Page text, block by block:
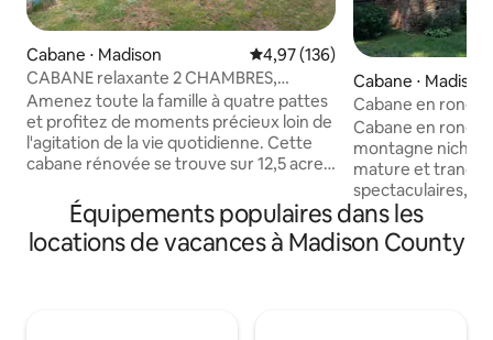
Cabane ⋅ Madison Évaluation moyenne sur la
4,97 (136)
CABANE relaxante 2 CHAMBRES,
12 acres, chien amical, randonnée
Amenez toute la famille à quatre pattes
et profitez de moments précieux loin de
l'agitation de la vie quotidienne. Cette
cabane rénovée se trouve sur 12,5 acres
des montagnes bleues du comté de
Madison. À moins de 30 minutes des
vignobles, des brasseries, des
Cabane ⋅ Madison
Cabane en
Cabane en
montagne
mature et
spectaculaires,
proximité
randonnée dans
Shenandoah (y
Équipements populaires dans les
locations de vacances à Madison County